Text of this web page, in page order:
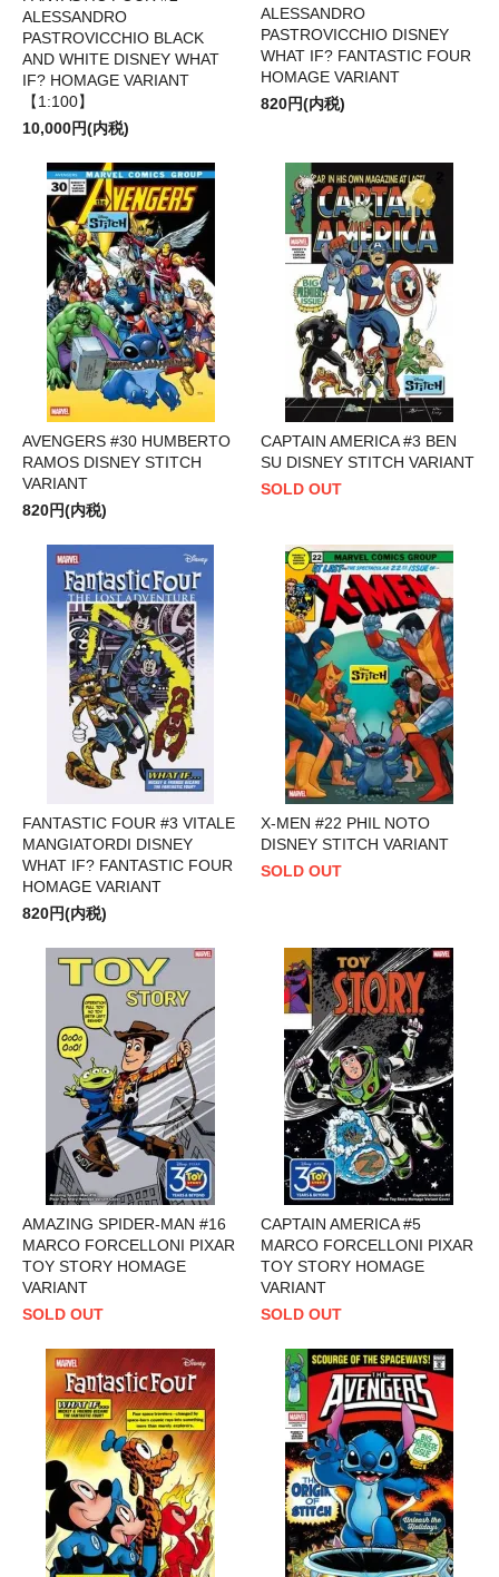
ALESSANDRO
PASTROVICCHIO BLACK
AND WHITE DISNEY WHAT
IF? HOMAGE VARIANT
【1:100】
10,000円(内税)
ALESSANDRO
PASTROVICCHIO DISNEY
WHAT IF? FANTASTIC FOUR
HOMAGE VARIANT
820円(内税)
AVENGERS #30 HUMBERTO
RAMOS DISNEY STITCH
VARIANT
820円(内税)
CAPTAIN AMERICA #3 BEN
SU DISNEY STITCH VARIANT
SOLD OUT
FANTASTIC FOUR #3 VITALE
MANGIATORDI DISNEY
WHAT IF? FANTASTIC FOUR
HOMAGE VARIANT
820円(内税)
X-MEN #22 PHIL NOTO
DISNEY STITCH VARIANT
SOLD OUT
AMAZING SPIDER-MAN #16
MARCO FORCELLONI PIXAR
TOY STORY HOMAGE
VARIANT
SOLD OUT
CAPTAIN AMERICA #5
MARCO FORCELLONI PIXAR
TOY STORY HOMAGE
VARIANT
SOLD OUT